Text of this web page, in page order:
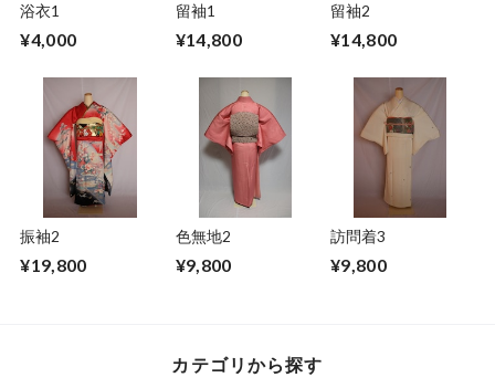
浴衣1
¥4,000
留袖1
¥14,800
留袖2
¥14,800
振袖2
¥19,800
色無地2
¥9,800
訪問着3
¥9,800
カテゴリから探す